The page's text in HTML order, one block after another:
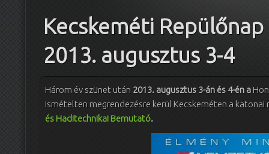
Kecskeméti Repülőnap
2013. augusztus 3-4
Három év szünet után 2013. augusztus 3-án és 4-én a
ismételten megrendezésre kerül Kecskeméten a
és Haditechnikai Bemutató.